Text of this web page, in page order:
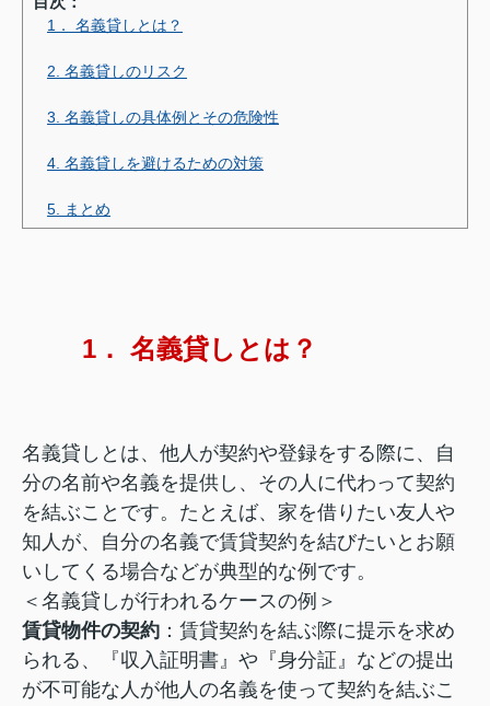
1． 名義貸しとは？
2. 名義貸しのリスク
3. 名義貸しの具体例とその危険性
4. 名義貸しを避けるための対策
5. まとめ
1． 名義貸しとは？
名義貸しとは、他人が契約や登録をする際に、自
分の名前や名義を提供し、その人に代わって契約
を結ぶことです。たとえば、家を借りたい友人や
知人が、自分の名義で賃貸契約を結びたいとお願
いしてくる場合などが典型的な例です。
＜名義貸しが行われるケースの例＞
賃貸物件の契約 ：賃貸契約を結ぶ際に提示を求め
られる、『収入証明書』や『身分証』などの提出
が不可能な人が他人の名義を使って契約を結ぶこ